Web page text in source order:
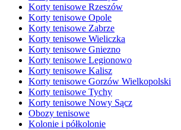
Korty tenisowe Rzeszów
Korty tenisowe Opole
Korty tenisowe Zabrze
Korty tenisowe Wieliczka
Korty tenisowe Gniezno
Korty tenisowe Legionowo
Korty tenisowe Kalisz
Korty tenisowe Gorzów Wielkopolski
Korty tenisowe Tychy
Korty tenisowe Nowy Sącz
Obozy tenisowe
Kolonie i półkolonie